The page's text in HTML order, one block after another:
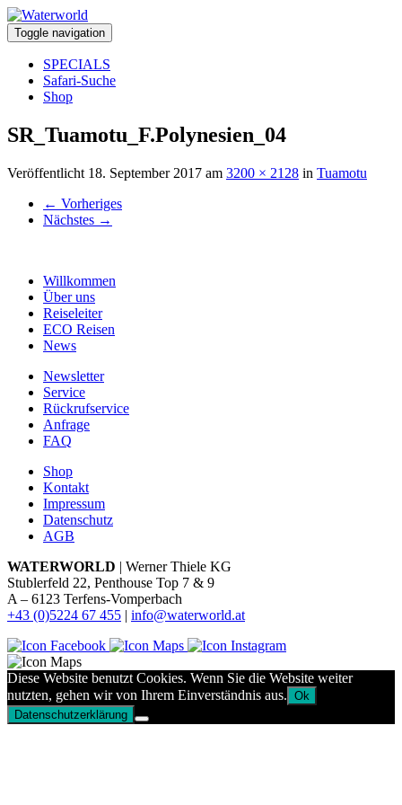
Toggle navigation
SPECIALS
Safari-Suche
Shop
SR_Tuamotu_F.Polynesien_04
Veröffentlicht 18. September 2017 am 3200 × 2128 in Tuamotu
← Vorheriges
Nächstes →
Willkommen
Über uns
Reiseleiter
ECO Reisen
News
Newsletter
Service
Rückrufservice
Anfrage
FAQ
Shop
Kontakt
Impressum
Datenschutz
AGB
WATERWORLD | Werner Thiele KG
Stublerfeld 22, Penthouse Top 7 & 9
A – 6123 Terfens-Vomperbach
+43 (0)5224 67 455 | info@waterworld.at
Diese Website benutzt Cookies. Wenn Sie die Website weiter
nutzten, gehen wir von Ihrem Einverständnis aus. Ok
Datenschutzerklärung